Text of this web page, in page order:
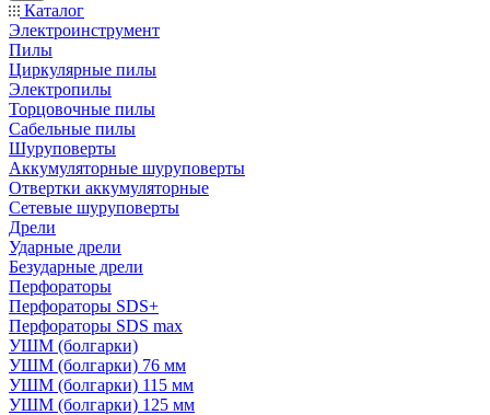
Каталог
Электроинструмент
Пилы
Циркулярные пилы
Электропилы
Торцовочные пилы
Сабельные пилы
Шуруповерты
Аккумуляторные шуруповерты
Отвертки аккумуляторные
Сетевые шуруповерты
Дрели
Ударные дрели
Безударные дрели
Перфораторы
Перфораторы SDS+
Перфораторы SDS max
УШМ (болгарки)
УШМ (болгарки) 76 мм
УШМ (болгарки) 115 мм
УШМ (болгарки) 125 мм